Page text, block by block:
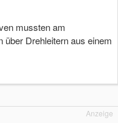
mussten am
über Drehleitern aus einem
Anzeige